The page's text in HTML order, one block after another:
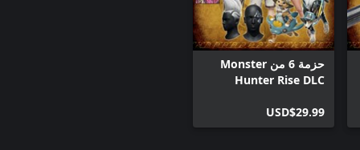
حزمة 6 من Monster
Hunter Rise DLC
USD$29.99